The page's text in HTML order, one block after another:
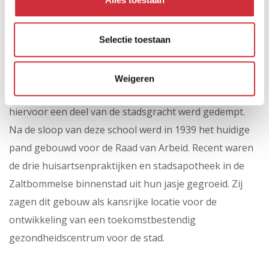
Selectie toestaan
Weigeren
vestingwerken is het een echte blikvanger voor
inwoners en bezoekers van de binnenstad.
Eerder stond op deze plek de Hogere Burgerschool, die
werd gebouwd binnen de contouren van het
oorspronkelijke landschapsplan. Bijzonder, omdat
hiervoor een deel van de stadsgracht werd gedempt.
Na de sloop van deze school werd in 1939 het huidige
pand gebouwd voor de Raad van Arbeid. Recent waren
de drie huisartsenpraktijken en stadsapotheek in de
Zaltbommelse binnenstad uit hun jasje gegroeid. Zij
zagen dit gebouw als kansrijke locatie voor de
ontwikkeling van een toekomstbestendig
gezondheidscentrum voor de stad.